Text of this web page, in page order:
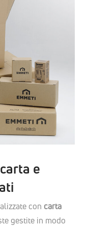
e
con carta
gestite in modo